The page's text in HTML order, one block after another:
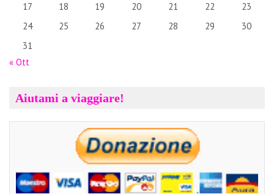
17 18 19 20 21 22
23
24
25 26 27 28 29
30
31
« Ott
Aiutami a viaggiare!